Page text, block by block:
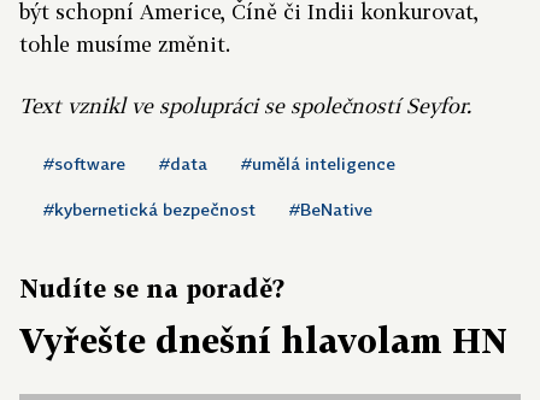
být schopní Americe, Číně či Indii konkurovat,
tohle musíme změnit.
Text vznikl ve spolupráci se společností Seyfor.
#software #data #umělá inteligence
#kybernetická bezpečnost #BeNative
Nudíte se na poradě?
Vyřešte dnešní hlavolam HN